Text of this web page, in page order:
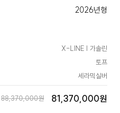
2026년형
X-LINE | 가솔린
토프
세라믹실버
88,370,000원 81,370,000원